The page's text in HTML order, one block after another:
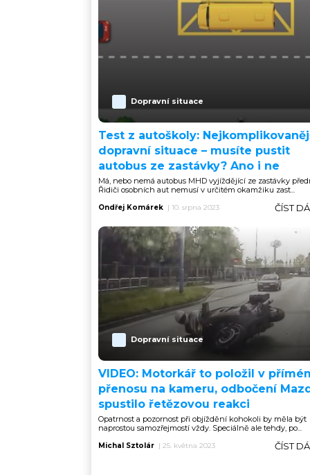
Dopravní situace
Test z autoškoly:
dopravní situace – musíte pustit
autobus ze zastávky? Ano i ne
Má, nebo nemá autobus MHD vyjíždějící ze zastávky
Řidiči osobních aut nemusí v určitém okamžiku zast...
Ondřej Komárek | 10. srpna 2023 ČÍST
Dopravní situace
VIDEO: Motorkář to položil v
přenosu na kameru, odbočení
spustilo řetězovou reakci
Opatrnost a pozornost při objíždění kohokoli by měla být
naprostou samozřejmostí vždy. Speciálně ale tehdy, po...
Michal Sztolár | 25. května 2023 ČÍST